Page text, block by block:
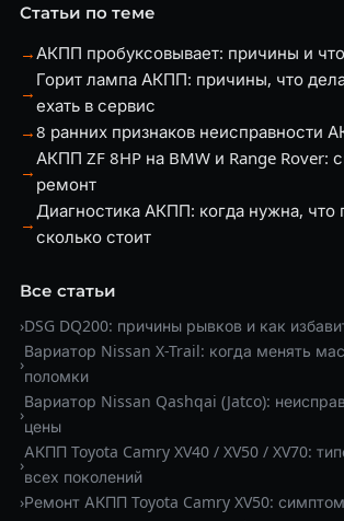
Статьи по теме
→АКПП пробуксовывает: причины и
→
Горит лампа АКПП: причины, что
ехать в сервис
→8 ранних признаков неисправности
→
АКПП ZF 8HP на BMW и Range Rover:
ремонт
→
Диагностика АКПП: когда нужна, что
сколько стоит
Все статьи
›DSG DQ200: причины рывков и как
›
Вариатор Nissan X-Trail: когда менять
поломки
›
Вариатор Nissan Qashqai (Jatco):
цены
›
АКПП Toyota Camry XV40 / XV50 / XV70:
всех поколений
›Ремонт АКПП Toyota Camry XV50: